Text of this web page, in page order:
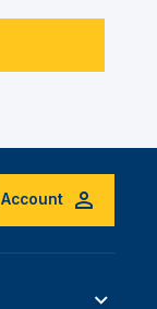
Account